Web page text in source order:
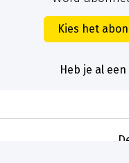
Kies het
Heb je al